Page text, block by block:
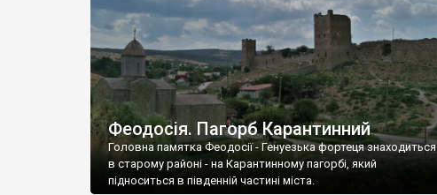
Феодосія. Пагорб Карантинний
Головна памятка Феодосії - Генуезька фортеця знаходиться
в старому районі - на Карантинному пагорбі, який
підноситься в південній частині міста.